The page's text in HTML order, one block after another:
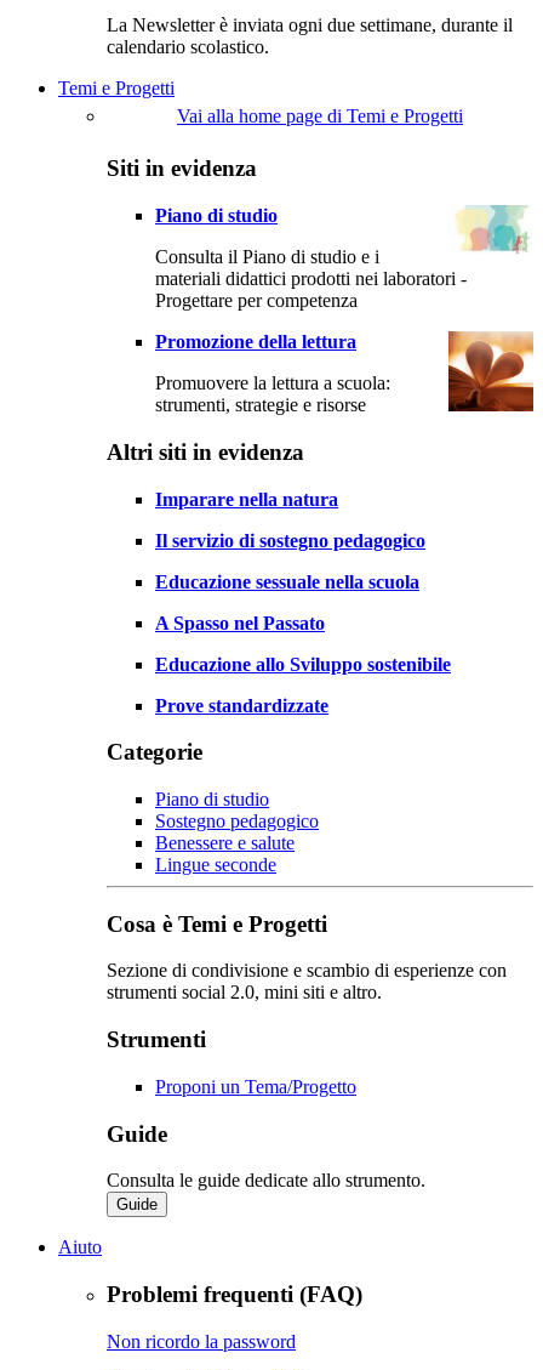
La Newsletter è inviata ogni due settimane, durante il
calendario scolastico.
Temi e Progetti
Vai alla home page di Temi e Progetti
Siti in evidenza
Piano di studio
Consulta il Piano di studio e i
materiali didattici prodotti nei laboratori -
Progettare per competenza
Promozione della lettura
Promuovere la lettura a scuola:
strumenti, strategie e risorse
Altri siti in evidenza
Imparare nella natura
Il servizio di sostegno pedagogico
Educazione sessuale nella scuola
A Spasso nel Passato
Educazione allo Sviluppo sostenibile
Prove standardizzate
Categorie
Piano di studio
Sostegno pedagogico
Benessere e salute
Lingue seconde
Cosa è Temi e Progetti
Sezione di condivisione e scambio di esperienze con
strumenti social 2.0, mini siti e altro.
Strumenti
Proponi un Tema/Progetto
Guide
Consulta le guide dedicate allo strumento.
Guide
Aiuto
Problemi frequenti (FAQ)
Non ricordo la password